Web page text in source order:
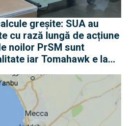
greșite: SUA au
cu rază lungă de acțiune
noilor PrSM sunt
iar Tomahawk e la